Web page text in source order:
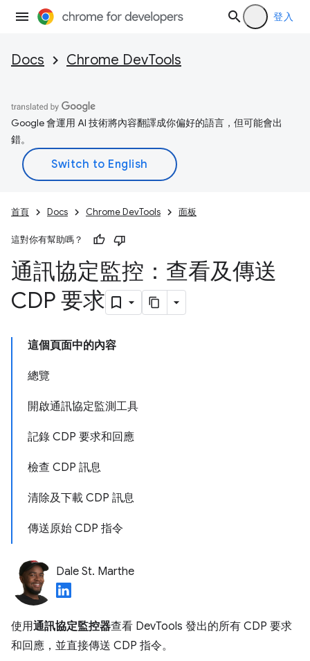
登入
Docs Chrome DevTools
Google 會運用 AI 技術將內容翻譯成你偏好的語言，但可能會出
錯。
首頁 Docs Chrome DevTools 面板
這對你有幫助嗎？
通訊協定監控：查看及傳送
CDP 要求
這個頁面中的內容
總覽
開啟通訊協定監測工具
記錄 CDP 要求和回應
檢查 CDP 訊息
清除及下載 CDP 訊息
傳送原始 CDP 指令
Dale St. Marthe
使用通訊協定監控器查看 DevTools 發出的所有 CDP 要求
和回應，並直接傳送 CDP 指令。